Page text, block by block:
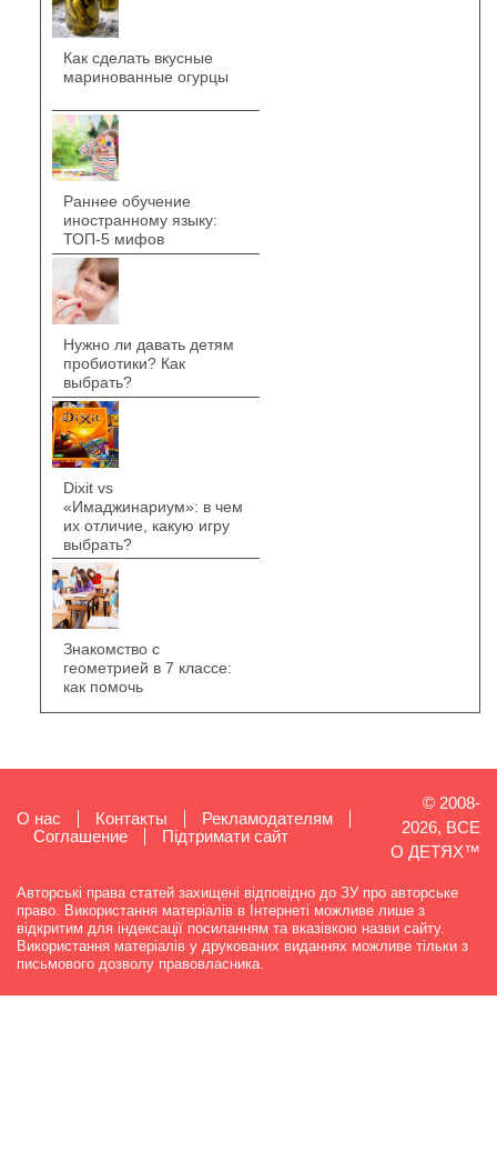
Как сделать вкусные
маринованные огурцы
Раннее обучение
иностранному языку:
ТОП-5 мифов
Нужно ли давать детям
пробиотики? Как
выбрать?
Dixit vs
«Имаджинариум»: в чем
их отличие, какую игру
выбрать?
Знакомство с
геометрией в 7 классе:
как помочь
О нас Контакты
Рекламодателям
Cоглашение
Підтримати сайт
© 2008-
2026, ВСЕ
О ДЕТЯХ™
Авторські права статей захищені відповідно до ЗУ про авторське
право. Використання матеріалів в Інтернеті можливе лише з
відкритим для індексації посиланням та вказівкою назви сайту.
Використання матеріалів у друкованих виданнях можливе тільки з
письмового дозволу правовласника.